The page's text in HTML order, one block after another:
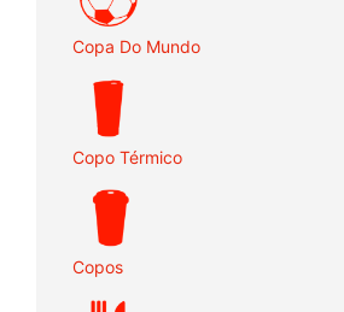
Copa Do Mundo
Copo Térmico
Copos